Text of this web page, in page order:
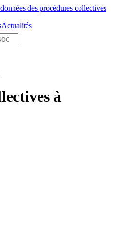
des procédures collectives
Actualités
à